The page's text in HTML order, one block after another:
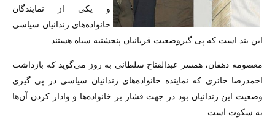
و یکی از نمایندگان
خانواده‌های زندانیان سیاسی
این بند است که پی گیروضعیت قربانیان پنجشنبه سیاه هستند.
معصومه دهقان، همسر عبدالفتاح سلطانی به روز می‌گوید که بازداشت
احمدرضا حائری که نماینده خانواده‌های زندانیان سیاسی در پی گیری
وضعیت این زندانیان بود در جهت فشار بر خانواده‌ها و وادار کردن آن‌ها
به سکوت است.